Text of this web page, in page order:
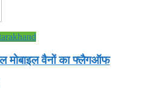
मोबाइल वैनों का फ्लैगऑफ